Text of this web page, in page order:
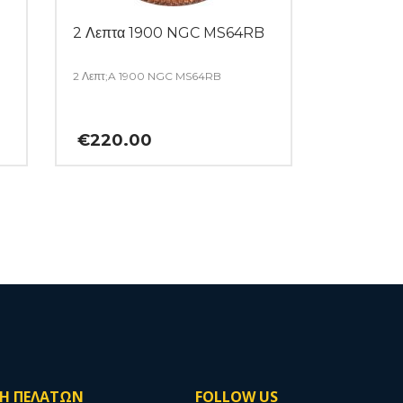
2 Λεπτα 1900 NGC MS64RB
2 Λεπτ;A 1900 NGC MS64RB
€220.00
ΠΕΛΑΤΩΝ FOLLOW US